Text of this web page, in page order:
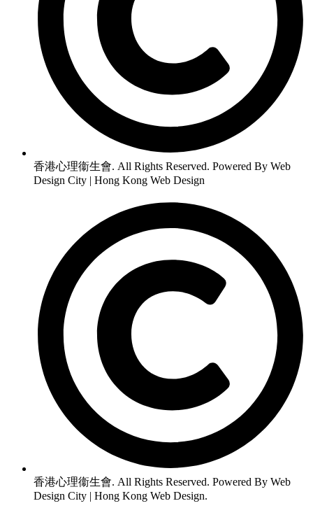
香港心理衞生會. All Rights Reserved. Powered By Web
Design City | Hong Kong Web Design
香港心理衞生會. All Rights Reserved. Powered By Web
Design City | Hong Kong Web Design.